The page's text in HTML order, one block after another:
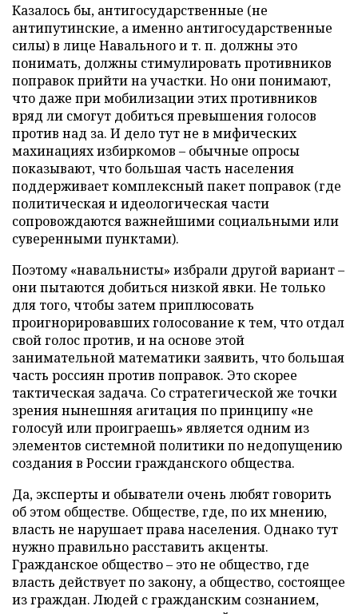
Казалось бы, антигосударственные (не
антипутинские, а именно антигосударственные
силы) в лице Навального и т. п. должны это
понимать, должны стимулировать противников
поправок прийти на участки. Но они понимают,
что даже при мобилизации этих противников
вряд ли смогут добиться превышения голосов
против над за. И дело тут не в мифических
махинациях избиркомов – обычные опросы
показывают, что большая часть населения
поддерживает комплексный пакет поправок (где
политическая и идеологическая части
сопровождаются важнейшими социальными или
суверенными пунктами).
Поэтому «навальнисты» избрали другой вариант –
они пытаются добиться низкой явки. Не только
для того, чтобы затем приплюсовать
проигнорировавших голосование к тем, что отдал
свой голос против, и на основе этой
занимательной математики заявить, что большая
часть россиян против поправок. Это скорее
тактическая задача. Со стратегической же точки
зрения нынешняя агитация по принципу «не
голосуй или проиграешь» является одним из
элементов системной политики по недопущению
создания в России гражданского общества.
Да, эксперты и обыватели очень любят говорить
об этом обществе. Обществе, где, по их мнению,
власть не нарушает права населения. Однако тут
нужно правильно расставить акценты.
Гражданское общество – это не общество, где
власть действует по закону, а общество, состоящее
из граждан. Людей с гражданским сознанием,